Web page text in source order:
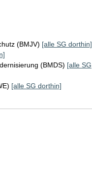
(BMJV) [alle SG dorthin]
(BMDS) [alle SG
[alle SG dorthin]